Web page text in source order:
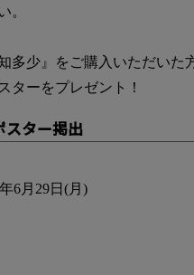
。
多少』をご購入いただいた
ターをプレゼント！
ター掲出
6月29日(月)